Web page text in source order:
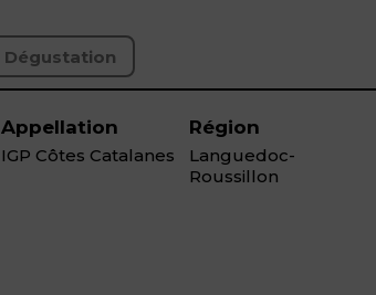
Dégustation
Appellation
IGP Côtes Catalanes
Région
Languedoc-
Roussillon